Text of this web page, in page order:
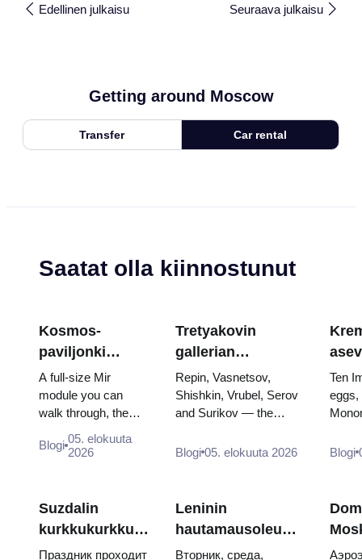
Edellinen julkaisu Seuraava julkaisu
Getting around Moscow
Transfer Car rental
Saatat olla kiinnostunut
Kosmos-
paviljonki
VDNKh:ssa:
Venäjän suurin
avaruusnäyttely
A full-size Mir
module you can
walk through, the
model, scorched
flight...
Blogi 05. elokuuta
2026
Tretyakovin
gallerian
mestariteokset:
Maalaukset,
joiden takia
suunnitelmia
Repin, Vasnetsov,
Shishkin, Vrubel, Serov
and Surikov — the
where they hang, and
Blogi 05. elokuuta 2026
Ten
eggs,
and
Blogi
Suzdalin
kurkkukurkku-
päivä 2026:
Праздник проходит
Leninin
hautamausoleumi:
aukioloajat,
Вторник, среда,